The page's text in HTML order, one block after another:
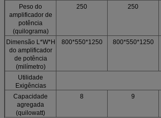
Peso do
amplificador de
potência
(quilograma)
250 250
Dimensão L*W*H
do amplificador
de potência
(milímetro)
800*550*1250 800*550*1250
Utilidade
Exigências
Capacidade
agregada
(quilowatt)
8 9